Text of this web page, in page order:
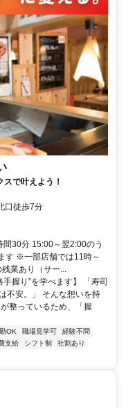
スで叶えよう！
口徒歩7分
30分 15:00～翌2:00のう
す ※一部店舗では11時～
業あり（サー...
握り”を学べます】 「寿司
不安。」 そんな想いを持
整っているため、「握
OK 職場見学可
経験不問
支給 シフト制
社割あり